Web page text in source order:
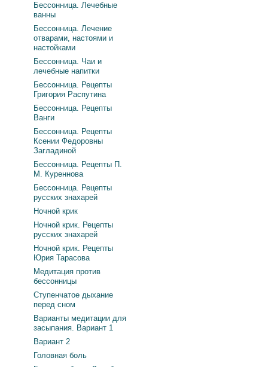
Бессонница. Лечебные
ванны
Бессонница. Лечение
отварами, настоями и
настойками
Бессонница. Чаи и
лечебные напитки
Бессонница. Рецепты
Григория Распутина
Бессонница. Рецепты
Ванги
Бессонница. Рецепты
Ксении Федоровны
Загладиной
Бессонница. Рецепты П.
М. Куреннова
Бессонница. Рецепты
русских знахарей
Ночной крик
Ночной крик. Рецепты
русских знахарей
Ночной крик. Рецепты
Юрия Тарасова
Медитация против
бессонницы
Ступенчатое дыхание
перед сном
Варианты медитации для
засыпания. Вариант 1
Вариант 2
Головная боль